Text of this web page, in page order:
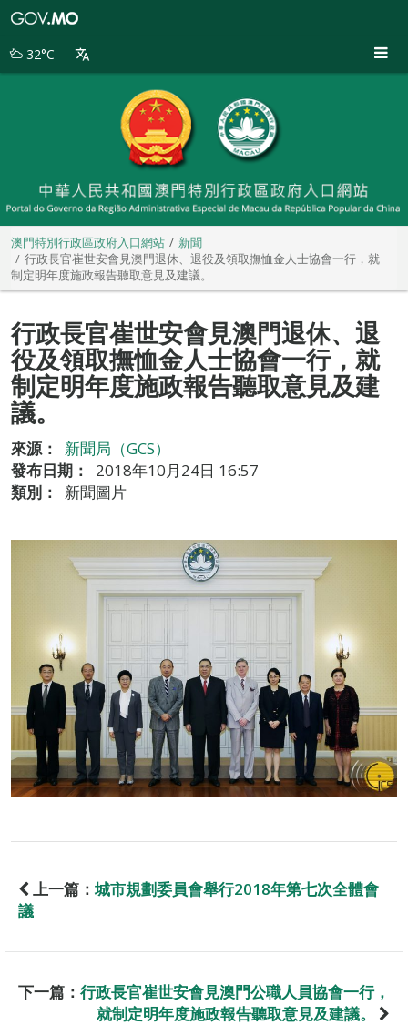
別
32°C
澳門特別行政區政府入口網站
新聞
行政長官崔世安會見澳門退休、退役及領取撫恤金人士協會一行，就
制定明年度施政報告聽取意見及建議。
行政長官崔世安會見澳門退休、退
役及領取撫恤金人士協會一行，就
制定明年度施政報告聽取意見及建
議。
來源：
新聞局（GCS）
發布日期：
2018年10月24日 16:57
類別：
新聞圖片
上一篇： 城市規劃委員會舉行2018年第七次全體會
議
下一篇： 行政長官崔世安會見澳門公職人員協會一行，
就制定明年度施政報告聽取意見及建議。